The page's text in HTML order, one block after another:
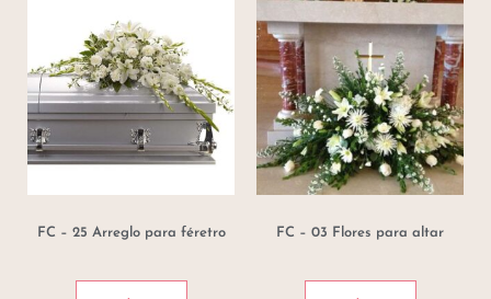
FC – 25 Arreglo para féretro FC – 03 Flores para altar